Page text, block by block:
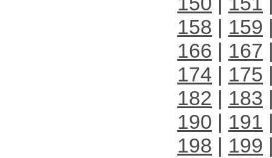
158 | 159
166 | 167
174 | 175
182 | 183
190 | 191
198 | 199